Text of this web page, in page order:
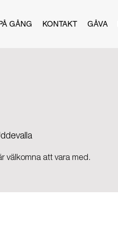
GÅNG KONTAKT GÅVA
välkomna att vara med.